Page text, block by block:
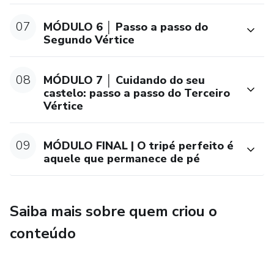
07
MÓDULO 6 │ Passo a passo do
Segundo Vértice
08
MÓDULO 7 │ Cuidando do seu
castelo: passo a passo do Terceiro
Vértice
09
MÓDULO FINAL | O tripé perfeito é
aquele que permanece de pé
Saiba mais sobre quem criou o
conteúdo